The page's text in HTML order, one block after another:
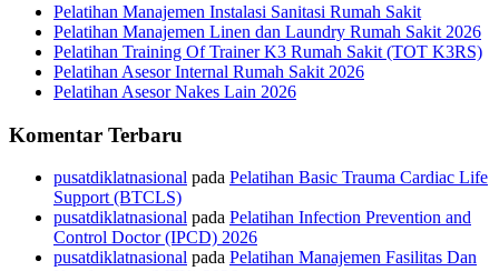
Pelatihan Manajemen Instalasi Sanitasi Rumah Sakit
Pelatihan Manajemen Linen dan Laundry Rumah Sakit 2026
Pelatihan Training Of Trainer K3 Rumah Sakit (TOT K3RS)
Pelatihan Asesor Internal Rumah Sakit 2026
Pelatihan Asesor Nakes Lain 2026
Komentar Terbaru
pusatdiklatnasional pada Pelatihan Basic Trauma Cardiac Life
Support (BTCLS)
pusatdiklatnasional pada Pelatihan Infection Prevention and
Control Doctor (IPCD) 2026
pusatdiklatnasional pada Pelatihan Manajemen Fasilitas Dan